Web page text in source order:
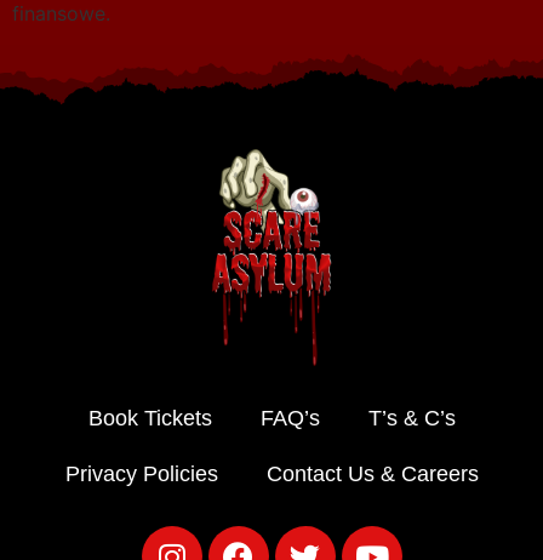
finansowe.
Book Tickets FAQ’s T’s & C’s
Privacy Policies Contact Us & Careers